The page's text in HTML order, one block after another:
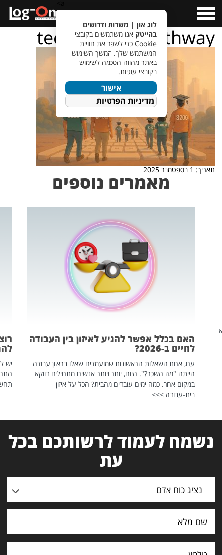
Menu
tech_launch_pathway
תאריך: 1 בספטמבר 2025
מאמרים נוספים
האם בכלל אפשר להגיע לאיזון בין העבודה
לחיים ב-2026?
עם, אחת השאלות הראשונות שמועמדים שאלו בראיון עבודה
הייתה "מה השכר?". היום, יותר ויותר אנשים מתחילים דווקא
במקום אחר. כמה ימים עובדים מהבית? הכל על איזון
בית-עבודה >>>
יש
נשמח לעמוד לרשותכם בכל
עת
נציג כוח אדם
לוג און | משרות ודרושים
בהייטק אנו משתמשים בקובצי
Cookie כדי לשפר את חוויית
המשתמש שלך. המשך השימוש
באתר מהווה הסכמה לשימוש
בקובצי עוגיות.
אישור
מדיניות הפרטיות